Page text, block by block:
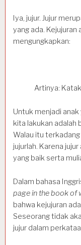
Iya, jujur. Jujur
yang ada. Kejujuran
mengungkapkan:
Artinya:
Untuk menjadi
kita lakukan adalah
Walau itu
jujurlah. Karena
yang baik serta
Dalam bahasa
page in the book of
bahwa kejujuran
Seseorang tidak
jujur dalam